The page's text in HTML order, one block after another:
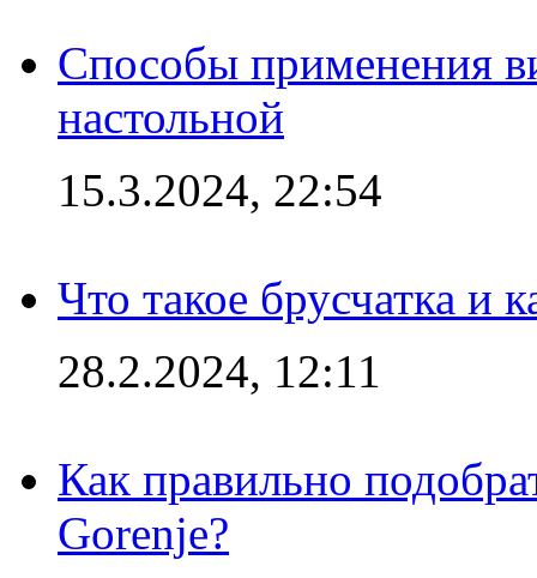
Способы применения
настольной
15.3.2024, 22:54
Что такое брусчатка и
28.2.2024, 12:11
Как правильно
Gorenje?